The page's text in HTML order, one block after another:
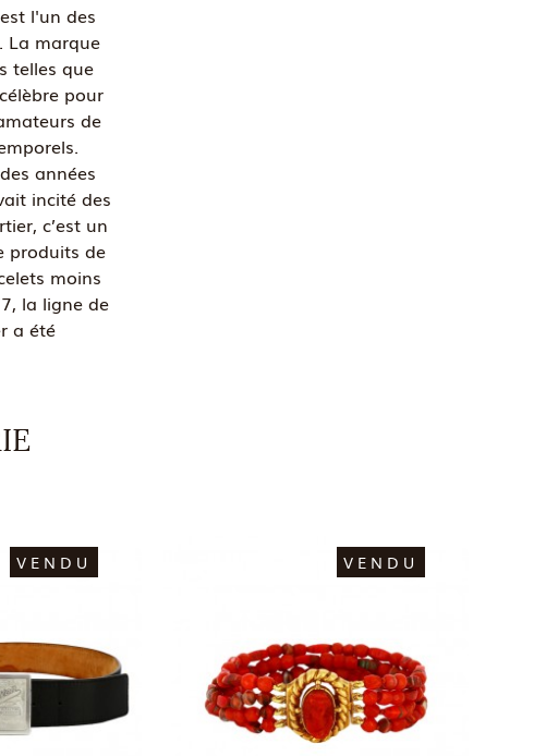
l'un des
La marque
telles que
pour
de
années
incité des
c’est un
produits de
moins
la ligne de
a été
VENDU VENDU